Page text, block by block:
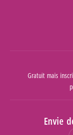
Gratuit mais
Envie